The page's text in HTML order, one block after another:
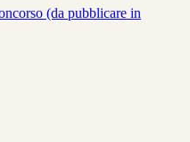
(da pubblicare in